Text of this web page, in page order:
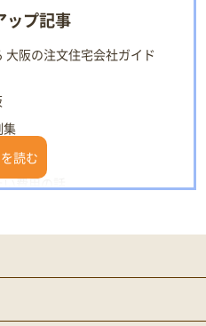
ップ記事
大阪の注文住宅会社ガイド
集
費用の話
チェック
ント